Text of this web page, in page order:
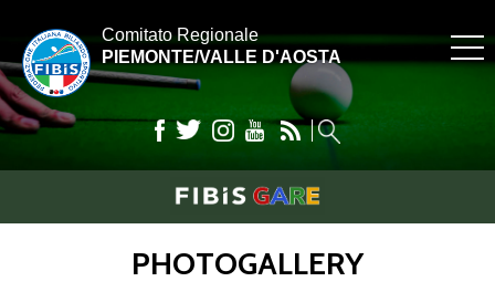
Comitato Regionale
PIEMONTE/VALLE D'AOSTA
PHOTOGALLERY